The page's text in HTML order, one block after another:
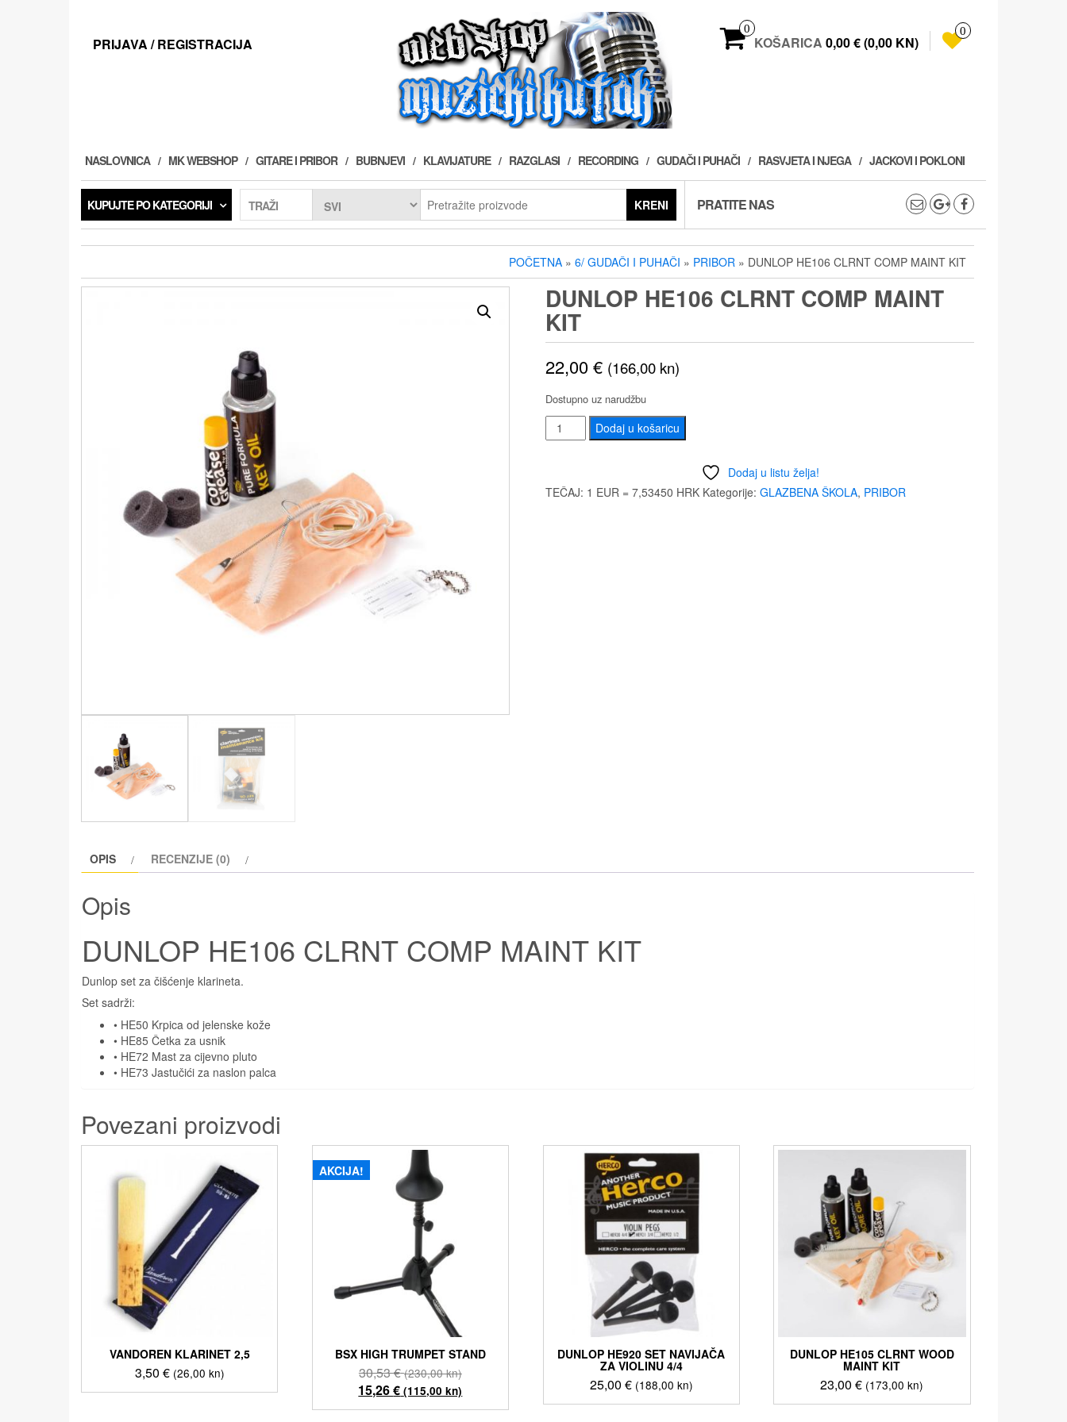
PRIJAVA / REGISTRACIJA
0
KOŠARICA 0,00 € (0,00 KN)
0
NASLOVNICA MK WEBSHOP GITARE I PRIBOR BUBNJEVI KLAVIJATURE RAZGLASI RECORDING GUDAČI I PUHAČI RASVJETA I NJEGA JACKOVI I POKLONI
KUPUJTE PO KATEGORIJI TRAŽI KRENI PRATITE NAS
POČETNA » 6/ GUDAČI I PUHAČI » PRIBOR » DUNLOP HE106 CLRNT COMP MAINT KIT
DUNLOP HE106 CLRNT COMP MAINT
KIT
22,00€ (166,00 kn)
Dostupno uz narudžbu
DUNLOP
HE106
COMP
Dodaj u košaricu
Dodaj u listu želja!
TEČAJ: 1 EUR = 7,53450 HRK Kategorije: GLAZBENA ŠKOLA, PRIBOR
OPIS RECENZIJE (0)
Opis
DUNLOP HE106 CLRNT COMP MAINT KIT
Dunlop set za čišćenje klarineta.
Set sadrži:
• HE50 Krpica od jelenske kože
• HE85 Četka za usnik
• HE72 Mast za cijevno pluto
• HE73 Jastučići za naslon palca
Povezani proizvodi
VANDOREN KLARINET 2,5
3,50 € (26,00 kn)
AKCIJA!
BSX HIGH TRUMPET STAND
30,53€ (230,00 kn)Izvorna
cijena
bila
15,26€ (115,00 kn)
cijena
DUNLOP HE920 SET NAVIJAČA
ZA VIOLINU 4/4
25,00 € (188,00 kn)
DUNLOP HE105 CLRNT WOOD
MAINT KIT
23,00€ (173,00 kn)